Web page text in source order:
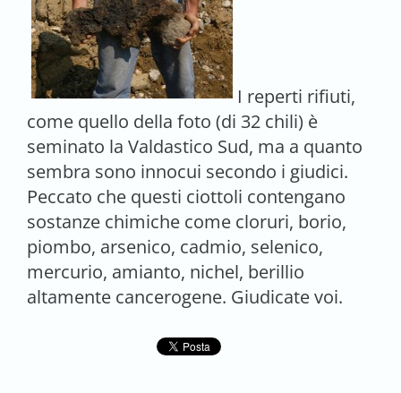
I reperti rifiuti,
come quello della foto (di 32 chili) è
seminato la Valdastico Sud, ma a quanto
sembra sono innocui secondo i giudici.
Peccato che questi ciottoli contengano
sostanze chimiche come cloruri, borio,
piombo, arsenico, cadmio, selenico,
mercurio, amianto, nichel, berillio
altamente cancerogene. Giudicate voi.